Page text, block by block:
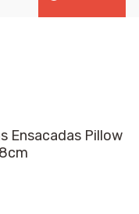
Ensacadas Pillow